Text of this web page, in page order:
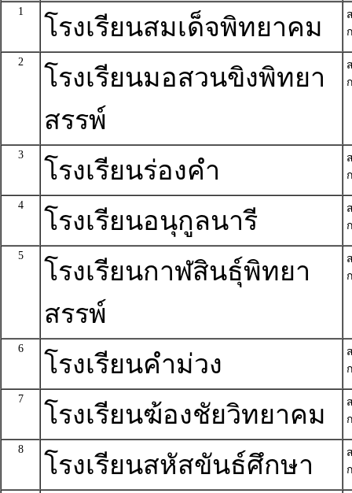
1
โรงเรียนสมเด็จพิทยาคม
2
โรงเรียนมอสวนขิงพิทยา
สรรพ์
3
โรงเรียนร่องคำ
4
โรงเรียนอนุกูลนารี
5
โรงเรียนกาฬสินธุ์พิทยา
สรรพ์
6
โรงเรียนคำม่วง
7
โรงเรียนฆ้องชัยวิทยาคม
8
โรงเรียนสหัสขันธ์ศึกษา